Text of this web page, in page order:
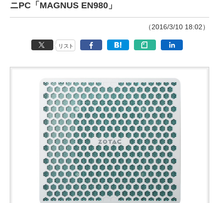
ニPC「MAGNUS EN980」
（2016/3/10 18:02）
リスト